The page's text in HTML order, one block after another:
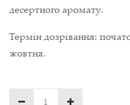
десертного аромату.
Термін дозрівання:
жовтня.